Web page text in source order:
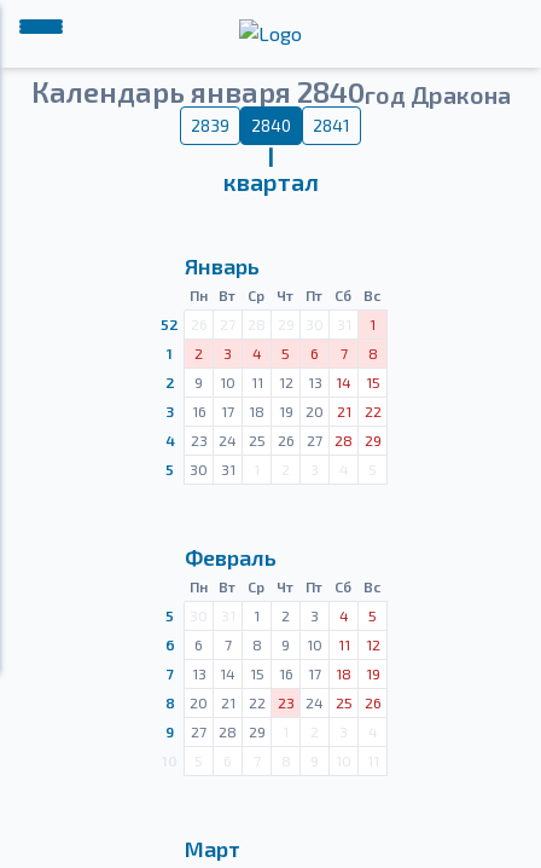
Календарь января 2840год Дракона
2839 2840 2841
Ⅰ
квартал
Январь
Пн Вт Ср Чт Пт Сб
Вс
52
26 27 28 29 30 31
1
1
2 3 4 5 6 7
8
2
9 10 11 12 13 14
15
3
16 17 18 19 20 21
22
4
23 24 25 26 27 28
29
5
30 31 1 2 3 4 5
Февраль
Пн Вт Ср Чт Пт Сб
Вс
5
30 31 1 2 3 4
5
6
6 7 8 9 10 11
12
7
13 14 15 16 17 18
19
8
20 21 22 23 24 25
26
9
27 28 29 1 2 3
4
5 6 7 8 9 10 11
Март